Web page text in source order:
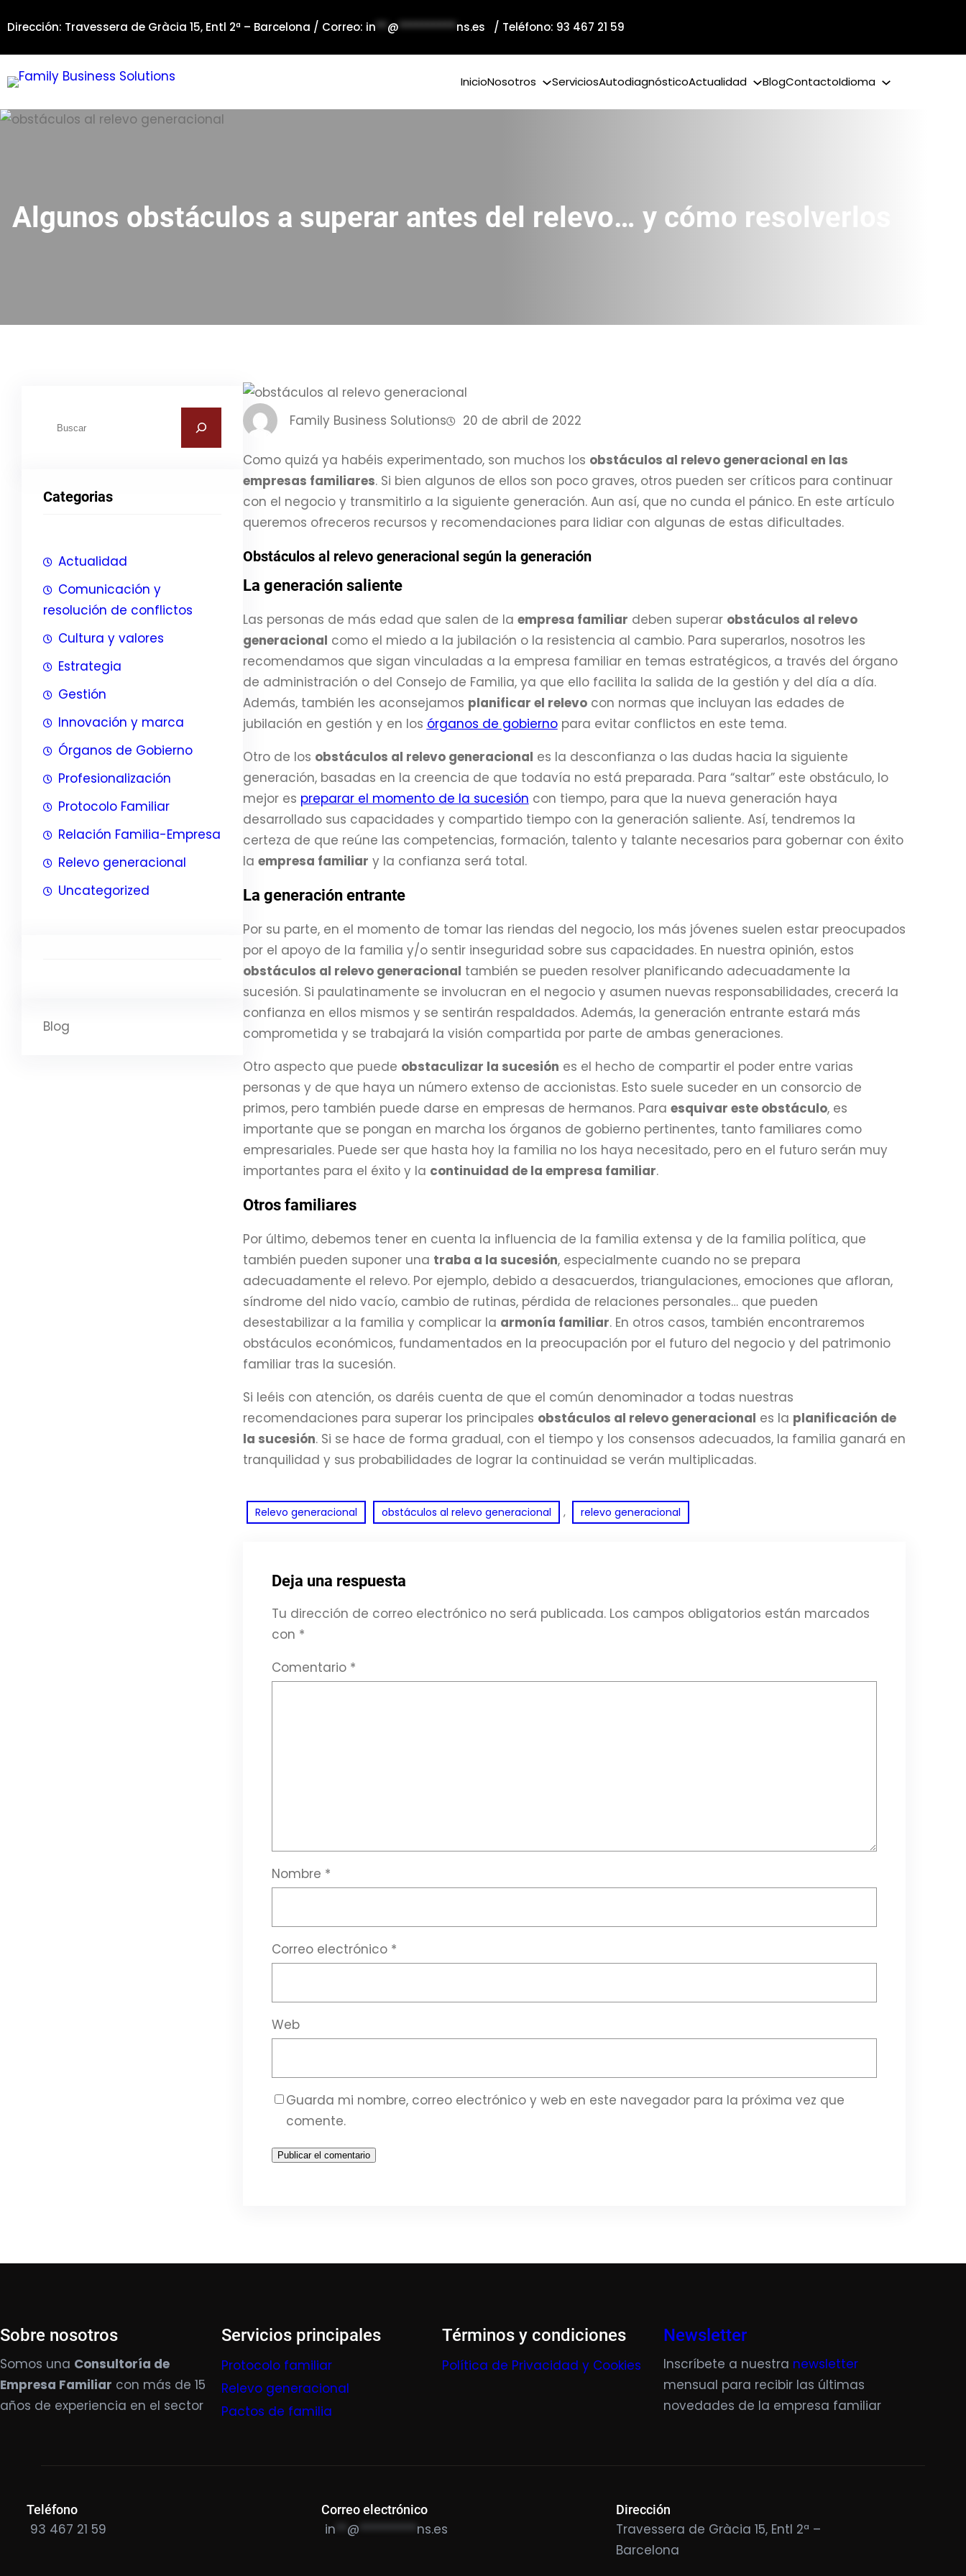
al
contenido
Dirección: Travessera de Gràcia 15, Entl 2ª – Barcelona / Correo: in**@**********ns.es / Teléfono: 93 467 21 59
InicioNosotros ServiciosAutodiagnósticoActualidad BlogContactoIdioma
Algunos obstáculos a superar antes del relevo… y cómo resolverlos
a
Categorias
Actualidad
Comunicación y
resolución de conflictos
Cultura y valores
Estrategia
Gestión
Innovación y marca
Órganos de Gobierno
Profesionalización
Protocolo Familiar
Relación Familia-Empresa
Relevo generacional
Uncategorized
Blog
Family Business Solutions 20 de abril de 2022
Como quizá ya habéis experimentado, son muchos los obstáculos al relevo generacional en las
empresas familiares. Si bien algunos de ellos son poco graves, otros pueden ser críticos para continuar
con el negocio y transmitirlo a la siguiente generación. Aun así, que no cunda el pánico. En este artículo
queremos ofreceros recursos y recomendaciones para lidiar con algunas de estas dificultades.
Obstáculos al relevo generacional según la generación
La generación saliente
Las personas de más edad que salen de la empresa familiar deben superar obstáculos al relevo
generacional como el miedo a la jubilación o la resistencia al cambio. Para superarlos, nosotros les
recomendamos que sigan vinculadas a la empresa familiar en temas estratégicos, a través del órgano
de administración o del Consejo de Familia, ya que ello facilita la salida de la gestión y del día a día.
Además, también les aconsejamos planificar el relevocon normas que incluyan las edades de
jubilación en gestión y en los órganos de gobiernopara evitar conflictos en este tema.
Otro de los obstáculos al relevo generacional es la desconfianza o las dudas hacia la siguiente
generación, basadas en la creencia de que todavía no está preparada. Para “saltar” este obstáculo, lo
mejor es preparar el momento de la sucesión con tiempo, para que la nueva generación haya
desarrollado sus capacidades y compartido tiempo con la generación saliente. Así, tendremos la
certeza de que reúne las competencias, formación, talento y talante necesarios para gobernar con éxito
la empresa familiar y la confianza será total.
La generación entrante
Por su parte, en el momento de tomar las riendas del negocio, los más jóvenes suelen estar preocupados
por el apoyo de la familia y/o sentir inseguridad sobre sus capacidades. En nuestra opinión, estos
obstáculos al relevo generacional también se pueden resolver planificando adecuadamente la
sucesión. Si paulatinamente se involucran en el negocio y asumen nuevas responsabilidades, crecerá la
confianza en ellos mismos y se sentirán respaldados. Además, la generación entrante estará más
comprometida y se trabajará la visión compartida por parte de ambas generaciones.
Otro aspecto que puede obstaculizar la sucesión es el hecho de compartir el poder entre varias
personas y de que haya un número extenso de accionistas. Esto suele suceder en un consorcio de
primos, pero también puede darse en empresas de hermanos. Para esquivar este obstáculo, es
importante que se pongan en marcha los órganos de gobierno pertinentes, tanto familiares como
empresariales. Puede ser que hasta hoy la familia no los haya necesitado, pero en el futuro serán muy
importantes para el éxito y la continuidad de la empresa familiar.
Otros familiares
Por último, debemos tener en cuenta la influencia de la familia extensa y de la familia política, que
también pueden suponer una traba a la sucesión, especialmente cuando no se prepara
adecuadamente el relevo. Por ejemplo, debido a desacuerdos, triangulaciones, emociones que afloran,
síndrome del nido vacío, cambio de rutinas, pérdida de relaciones personales… que pueden
desestabilizar a la familia y complicar la armonía familiar. En otros casos, también encontraremos
obstáculos económicos, fundamentados en la preocupación por el futuro del negocio y del patrimonio
familiar tras la sucesión.
Si leéis con atención, os daréis cuenta de que el común denominador a todas nuestras
recomendaciones para superar los principales obstáculos al relevo generacional es la planificación de
la sucesión. Si se hace de forma gradual, con el tiempo y los consensos adecuados, la familia ganará en
tranquilidad y sus probabilidades de lograr la continuidad se verán multiplicadas.
Relevo generacional obstáculos al relevo generacional , relevo generacional
Deja una respuesta
Tu dirección de correo electrónico no será publicada. Los campos obligatorios están marcados
con *
Comentario *
Nombre *
Correo electrónico *
Web
Guarda mi nombre, correo electrónico y web en este navegador para la próxima vez que
comente.
Sobre nosotros
Somos una Consultoría de
Empresa Familiar con más de 15
años de experiencia en el sector
Servicios principales
Protocolo familiar
Relevo generacional
Pactos de familia
Términos y condiciones
Política de Privacidad y Cookies
Newsletter
Inscríbete a nuestra newsletter
mensual para recibir las últimas
novedades de la empresa familiar
Teléfono
93 467 21 59
Correo electrónico
in @ ns.es
Dirección
Travessera de Gràcia 15, Entl 2ª –
Barcelona